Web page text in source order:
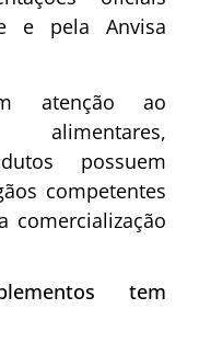
e pela Anvisa
atenção ao
alimentares,
possuem
competentes
comercialização
tem